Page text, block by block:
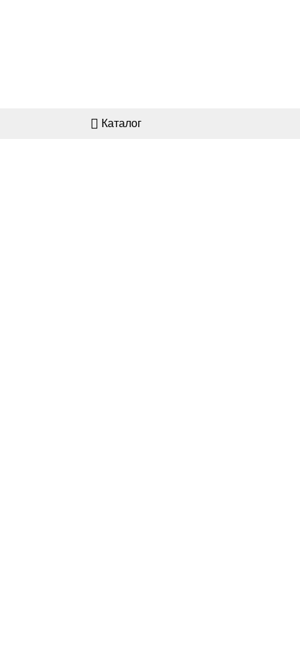
Каталог